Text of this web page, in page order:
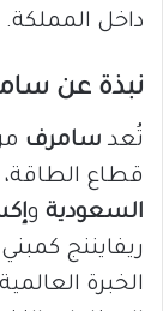
داخل المملكة.
نبذة عن
تُعد سامرف
قطاع
السعودية و
ريفايننج
الخبرة